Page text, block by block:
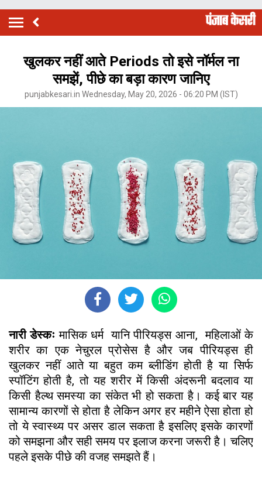
खुलकर नहीं आते Periods तो इसे नॉर्मल ना
समझें, पीछे का बड़ा कारण जानिए
punjabkesari.in Wednesday, May 20, 2026 - 06:20 PM (IST)
नारी डेस्कःमासिक धर्म यानि पीरियड्स आना, महिलाओं के
शरीर का एक नेचुरल प्रोसेस है और जब पीरियड्स ही
खुलकर नहीं आते या बहुत कम ब्लीडिंग होती है या सिर्फ
स्पॉटिंग होती है, तो यह शरीर में किसी अंदरूनी बदलाव या
किसी हैल्थ समस्या का संकेत भी हो सकता है। कई बार यह
सामान्य कारणों से होता है लेकिन अगर हर महीने ऐसा होता हो
तो ये स्वास्थ्य पर असर डाल सकता है इसलिए इसके कारणों
को समझना और सही समय पर इलाज करना जरूरी है। चलिए
पहले इसके पीछे की वजह समझते हैं।